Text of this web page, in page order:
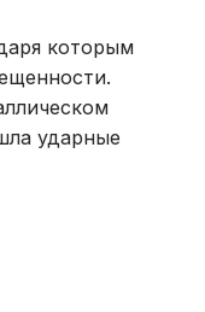
которым
ударные